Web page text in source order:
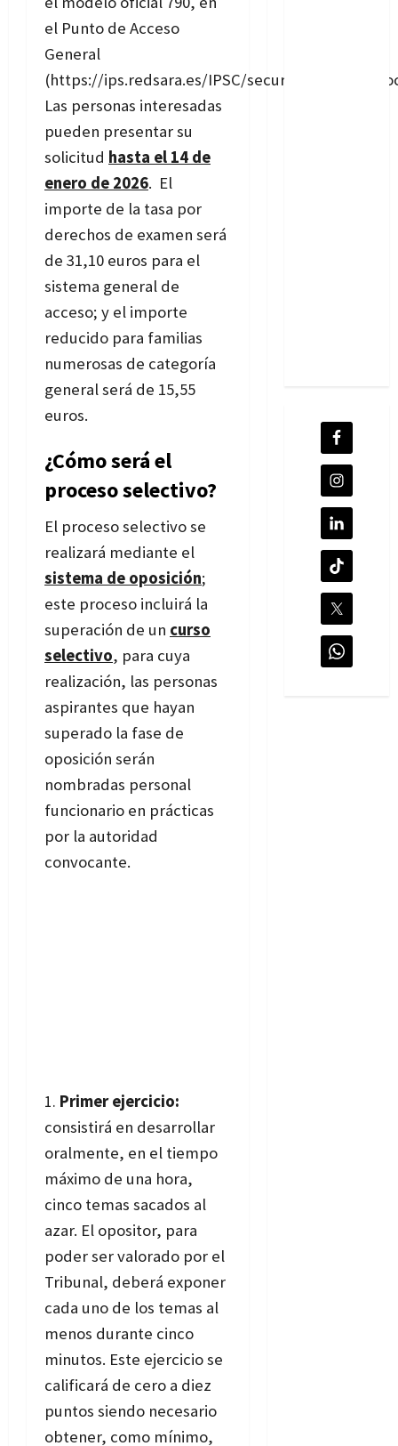
el Punto de Acceso
General
(https://ips.redsara.es/IPSC/secure/
Las personas interesadas
pueden presentar su
solicitud hasta el 14 de
enero de 2026. El
importe de la tasa por
derechos de examen será
de 31,10 euros para el
sistema general de
acceso; y el importe
reducido para familias
numerosas de categoría
general será de 15,55
euros.
¿Cómo será el
proceso selectivo?
El proceso selectivo se
realizará mediante el
sistema de oposición;
este proceso incluirá la
superación de un curso
selectivo, para cuya
realización, las personas
aspirantes que hayan
superado la fase de
oposición serán
nombradas personal
funcionario en prácticas
por la autoridad
convocante.
Primer ejercicio:
consistirá en desarrollar
oralmente, en el tiempo
máximo de una hora,
cinco temas sacados al
azar. El opositor, para
poder ser valorado por el
Tribunal, deberá exponer
cada uno de los temas al
menos durante cinco
minutos. Este ejercicio se
calificará de cero a diez
puntos siendo necesario
obtener, como mínimo,